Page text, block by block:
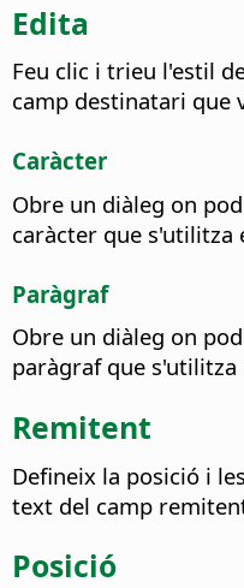
Edita
Feu clic i trieu l'estil
camp destinatari que
Caràcter
Obre un diàleg on
caràcter que s'utilitza
Paràgraf
Obre un diàleg on
paràgraf que
Remitent
Defineix la posició i
text del camp
Posició